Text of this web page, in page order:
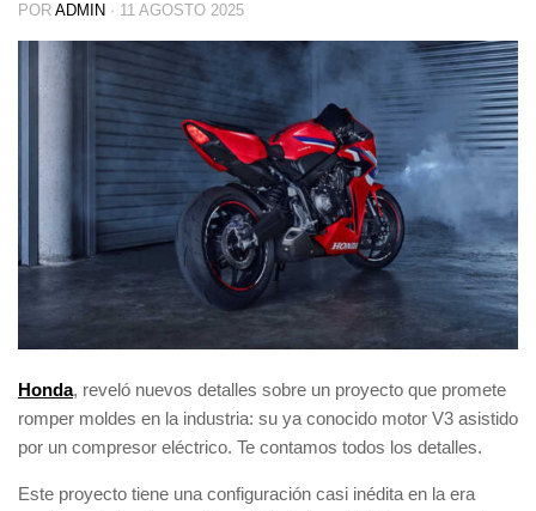
POR ADMIN · 11 AGOSTO 2025
Honda, reveló nuevos detalles sobre un proyecto que promete
romper moldes en la industria: su ya conocido motor V3 asistido
por un compresor eléctrico. Te contamos todos los detalles.
Este proyecto tiene una configuración casi inédita en la era